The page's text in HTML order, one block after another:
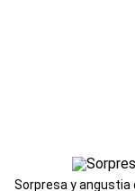
Sorpresa y angustia